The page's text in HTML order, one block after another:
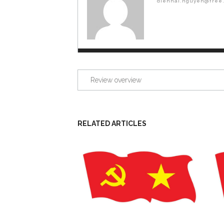
Review overview
RELATED ARTICLES